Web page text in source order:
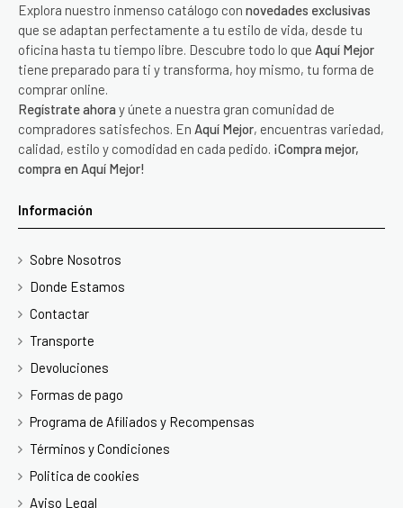
Explora nuestro inmenso catálogo con novedades exclusivas
que se adaptan perfectamente a tu estilo de vida, desde tu
oficina hasta tu tiempo libre. Descubre todo lo que Aquí Mejor
tiene preparado para ti y transforma, hoy mismo, tu forma de
comprar online.
Regístrate ahora y únete a nuestra gran comunidad de
compradores satisfechos. En Aquí Mejor, encuentras variedad,
calidad, estilo y comodidad en cada pedido. ¡Compra mejor,
compra en Aquí Mejor!
Información
Sobre Nosotros
Donde Estamos
Contactar
Transporte
Devoluciones
Formas de pago
Programa de Afiliados y Recompensas
Términos y Condiciones
Politica de cookies
Aviso Legal